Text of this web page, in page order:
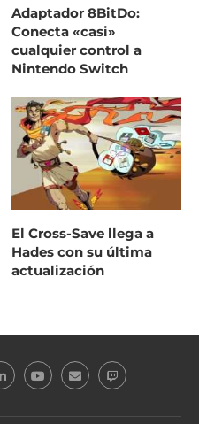
Adaptador 8BitDo:
Conecta «casi»
cualquier control a
Nintendo Switch
El Cross-Save llega a
Hades con su última
actualización